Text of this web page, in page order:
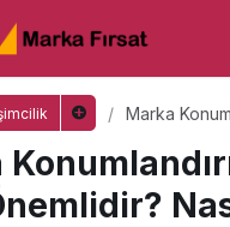
Marka
Konumlandırma
Yapılır?